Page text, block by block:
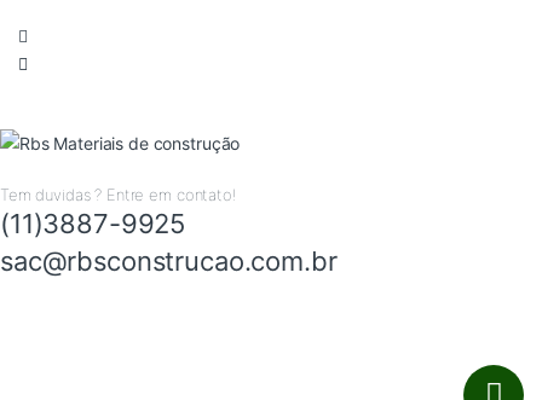
Tem duvidas ? Entre em contato!
(11)3887-9925
sac@rbsconstrucao.com.br